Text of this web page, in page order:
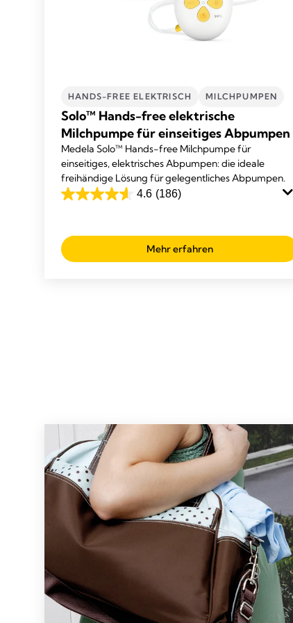
HANDS-FREE ELEKTRISCH MILCHPUMPEN
Solo™ Hands-free elektrische
Milchpumpe für einseitiges Abpumpen
Medela Solo™ Hands-free Milchpumpe für
einseitiges, elektrisches Abpumpen: die ideale
freihändige Lösung für gelegentliches Abpumpen.
4.6 (186)
4.6
5
Sternen.
Mehr erfahren